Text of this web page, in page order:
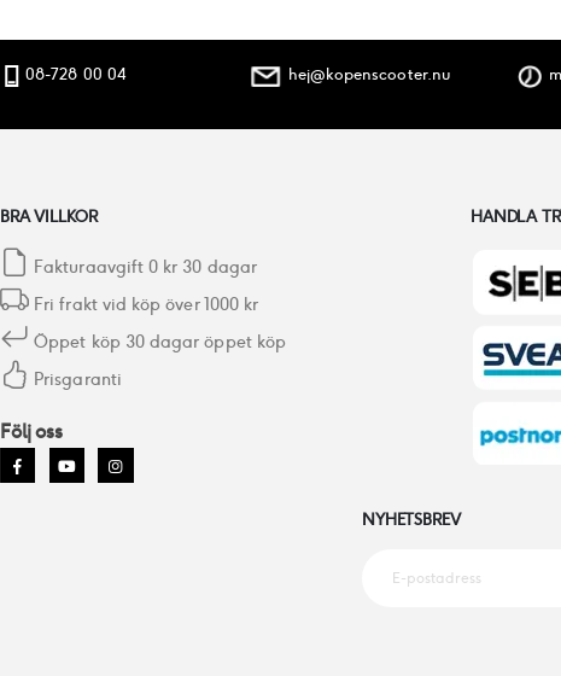
08-728 00 04 hej@kopenscooter.nu
BRA VILLKOR
Fakturaavgift 0 kr 30 dagar
Fri frakt vid köp över 1000 kr
Öppet köp 30 dagar öppet köp
Prisgaranti
Följ oss
HANDLA
NYHETSBREV